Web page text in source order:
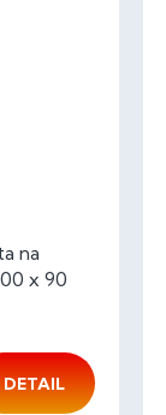
na
x 90
DETAIL